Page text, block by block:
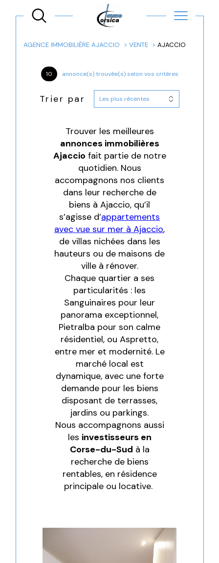
AGENCE IMMOBILIÈRE AJACCIO VENTE AJACCIO
10 annonce(s) trouvée(s) selon vos critères
Trier par Les plus récentes
Trouver les meilleures
annonces immobilières
Ajaccio fait partie de notre
quotidien. Nous
accompagnons nos clients
dans leur recherche de
biens à Ajaccio, qu’il
s’agisse d’appartements
avec vue sur mer à Ajaccio,
de villas nichées dans les
hauteurs ou de maisons de
ville à rénover.
Chaque quartier a ses
particularités : les
Sanguinaires pour leur
panorama exceptionnel,
Pietralba pour son calme
résidentiel, ou Aspretto,
entre mer et modernité. Le
marché local est
dynamique, avec une forte
demande pour les biens
disposant de terrasses,
jardins ou parkings.
Nous accompagnons aussi
les investisseurs en
Corse-du-Sud à la
recherche de biens
rentables, en résidence
principale ou locative.